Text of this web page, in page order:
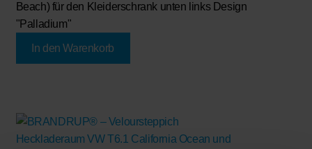
Beach) für den Kleiderschrank unten links Design
"Palladium"
In den Warenkorb